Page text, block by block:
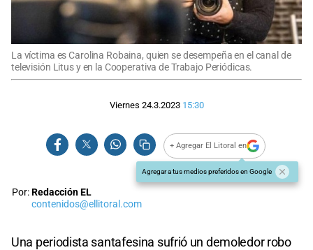
La víctima es Carolina Robaina, quien se desempeña en el canal de
televisión Litus y en la Cooperativa de Trabajo Periódicas.
Viernes 24.3.2023 15:30
+ Agregar El Litoral en
Agregar a tus medios preferidos en Google
Por:Redacción EL
contenidos@ellitoral.com
Una periodista santafesina sufrió un demoledor robo